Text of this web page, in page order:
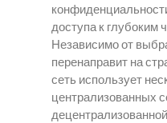
доступа к глубоким
Независимо от
перенаправит на
сеть использует
централизованных